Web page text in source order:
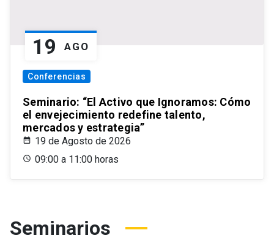
19 AGO
Conferencias
Seminario: “El Activo que Ignoramos: Cómo
el envejecimiento redefine talento,
mercados y estrategia”
19 de Agosto de 2026
09:00 a 11:00 horas
Seminarios